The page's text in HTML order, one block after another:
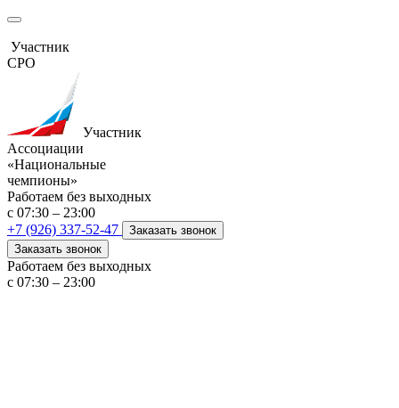
Участник
СРО
Участник
Ассоциации
«Национальные
чемпионы»
Работаем без выходных
с 07:30 – 23:00
+7 (926) 337-52-47
Заказать звонок
Заказать звонок
Работаем без выходных
с 07:30 – 23:00